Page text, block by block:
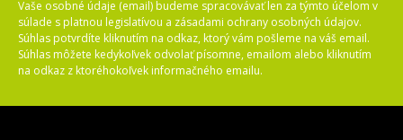
Vaše osobné údaje (email) budeme spracovávať len za týmto účelom v
súlade s platnou legislatívou a zásadami ochrany osobných údajov.
Súhlas potvrdíte kliknutím na odkaz, ktorý vám pošleme na váš email.
Súhlas môžete kedykoľvek odvolať písomne, emailom alebo kliknutím
na odkaz z ktoréhokoľvek informačného emailu.